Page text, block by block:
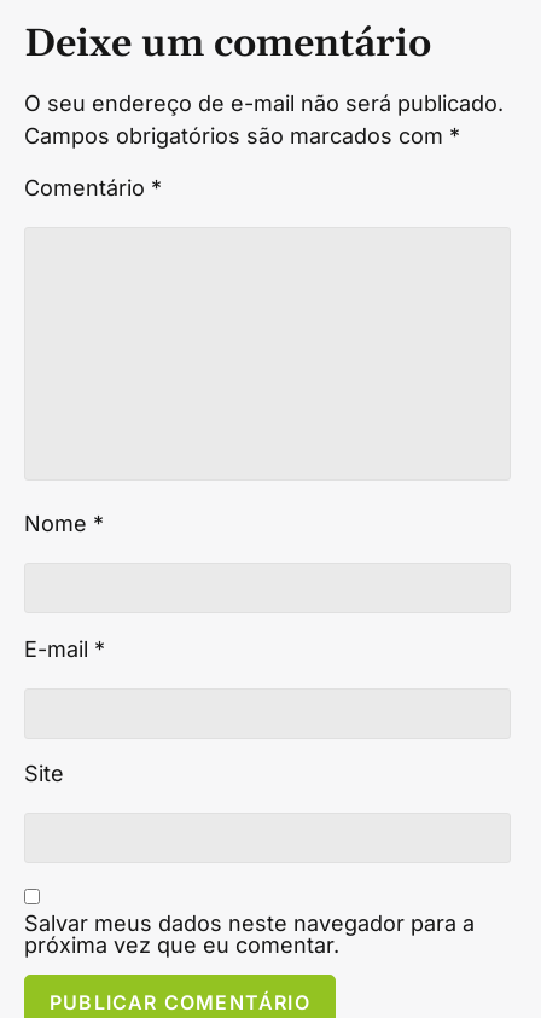
Deixe um comentário
O seu endereço de e-mail não será publicado.
Campos obrigatórios são marcados com *
Comentário *
Nome *
E-mail *
Site
Salvar meus dados neste navegador para a
próxima vez que eu comentar.